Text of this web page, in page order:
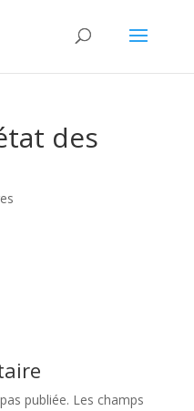
des
publiée. Les champs